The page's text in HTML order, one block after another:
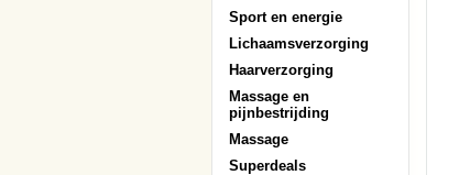
Sport en energie
Lichaamsverzorging
Haarverzorging
Massage en
pijnbestrijding
Massage
Superdeals